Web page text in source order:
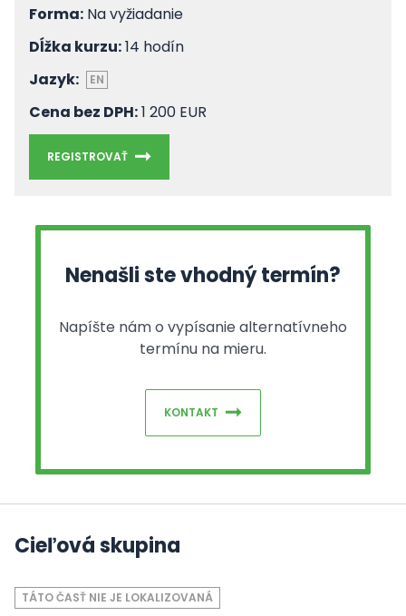
Forma: Na vyžiadanie
Dĺžka kurzu:14 hodín
Jazyk:
EN
Cena bez DPH:1 200 EUR
REGISTROVAŤ
Nenašli ste vhodný termín?
Napíšte nám o vypísanie alternatívneho
termínu na mieru.
KONTAKT
Cieľová skupina
TÁTO ČASŤ NIE JE LOKALIZOVANÁ